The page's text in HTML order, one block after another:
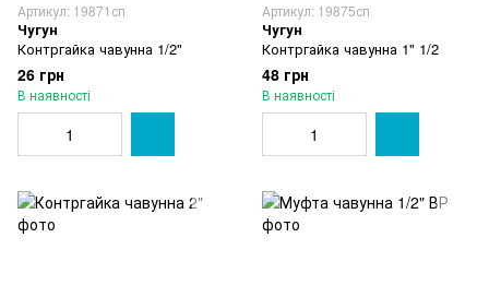
Артикул: 19871сп
Чугун
Контргайка чавунна 1/2"
26 грн
В наявності
Артикул: 19875сп
Чугун
Контргайка чавунна 1" 1/2
48 грн
В наявності